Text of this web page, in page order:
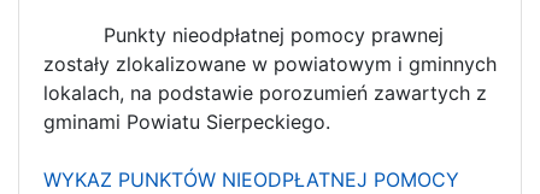
Punkty nieodpłatnej pomocy prawnej
zostały zlokalizowane w powiatowym i gminnych
lokalach, na podstawie porozumień zawartych z
gminami Powiatu Sierpeckiego.
WYKAZ PUNKTÓW NIEODPŁATNEJ POMOCY